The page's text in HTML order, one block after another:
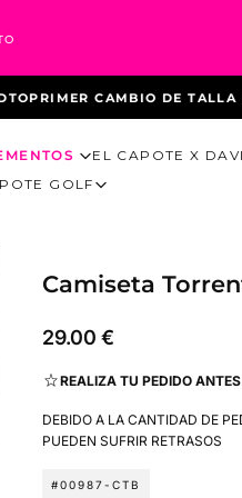
CAMBIO DE TALLA
EL CAPOTE X
GOLF
Camiseta
29.00
Precio
29.00 €
REALIZA TU PEDIDO
DEBIDO A LA CANTIDAD DE
PUEDEN SUFRIR RETRASOS
#00987-CTB